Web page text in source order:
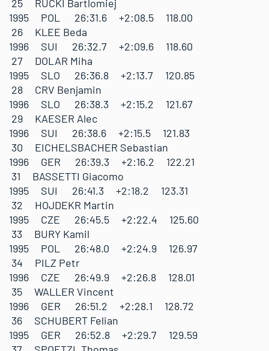
25 RUCKI Bartlomiej
1995 POL 26:31.6 +2:08.5 118.00
26 KLEE Beda
1996 SUI 26:32.7 +2:09.6 118.60
27 DOLAR Miha
1995 SLO 26:36.8 +2:13.7 120.85
28 CRV Benjamin
1996 SLO 26:38.3 +2:15.2 121.67
29 KAESER Alec
1996 SUI 26:38.6 +2:15.5 121.83
30 EICHELSBACHER Sebastian
1996 GER 26:39.3 +2:16.2 122.21
31 BASSETTI Giacomo
1995 SUI 26:41.3 +2:18.2 123.31
32 HOJDEKR Martin
1995 CZE 26:45.5 +2:22.4 125.60
33 BURY Kamil
1995 POL 26:48.0 +2:24.9 126.97
34 PILZ Petr
1996 CZE 26:49.9 +2:26.8 128.01
35 WALLER Vincent
1996 GER 26:51.2 +2:28.1 128.72
36 SCHUBERT Felian
1995 GER 26:52.8 +2:29.7 129.59